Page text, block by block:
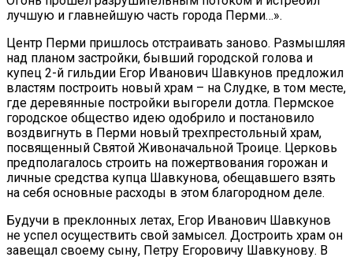
лучшую и главнейшую часть города Перми…».
Центр Перми пришлось отстраивать заново. Размышляя
над планом застройки, бывший городской голова и
купец 2-й гильдии Егор Иванович Шавкунов предложил
властям построить новый храм – на Слудке, в том месте,
где деревянные постройки выгорели дотла. Пермское
городское общество идею одобрило и постановило
воздвигнуть в Перми новый трехпрестольный храм,
посвященный Святой Живоначальной Троице. Церковь
предполагалось строить на пожертвования горожан и
личные средства купца Шавкунова, обещавшего взять
на себя основные расходы в этом благородном деле.
Будучи в преклонных летах, Егор Иванович Шавкунов
не успел осуществить свой замысел. Достроить храм он
завещал своему сыну, Петру Егоровичу Шавкунову. В